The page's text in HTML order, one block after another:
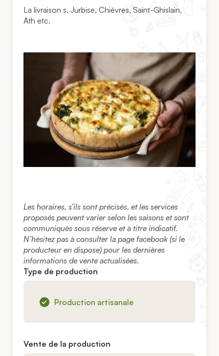
La livraison s, Jurbise, Chièvres, Saint-Ghislain,
Ath etc.
Les horaires, s’ils sont précisés, et les services
proposés peuvent varier selon les saisons et sont
communiqués sous réserve et à titre indicatif.
N’hésitez pas à consulter la page facebook (si le
producteur en dispose) pour les dernières
informations de vente actualisées.
Type de production
Production artisanale
Vente de la production